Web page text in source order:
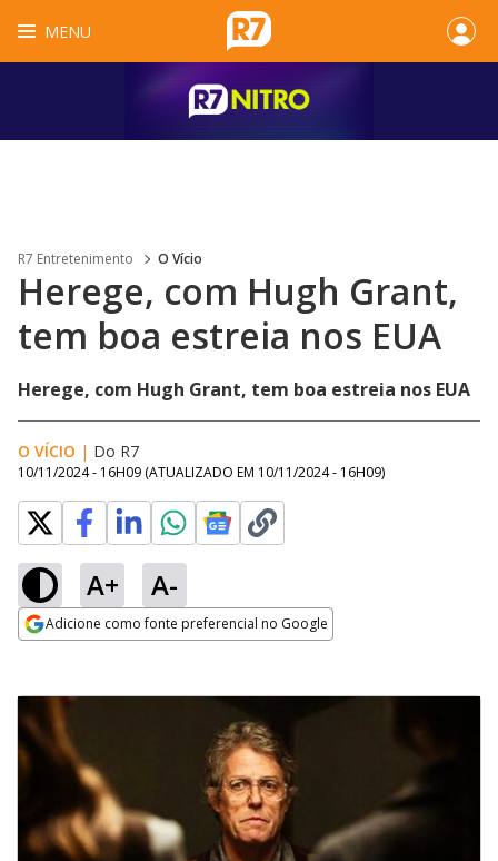
MENU
R7 Entretenimento O Vício
Herege, com Hugh Grant,
tem boa estreia nos EUA
Herege, com Hugh Grant, tem boa estreia nos EUA
O VÍCIO | Do R7
10/11/2024 - 16H09 (ATUALIZADO EM 10/11/2024 - 16H09)
A+ A-
Adicione como fonte preferencial no Google